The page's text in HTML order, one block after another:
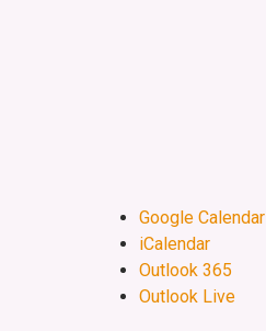
Google Calendar
iCalendar
Outlook 365
Outlook Live